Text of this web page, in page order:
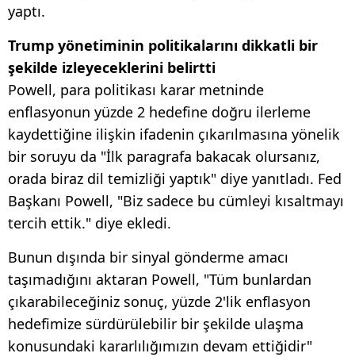
yaptı.
Trump yönetiminin politikalarını dikkatli bir
şekilde izleyeceklerini belirtti
Powell, para politikası karar metninde
enflasyonun yüzde 2 hedefine doğru ilerleme
kaydettiğine ilişkin ifadenin çıkarılmasına yönelik
bir soruyu da "İlk paragrafa bakacak olursanız,
orada biraz dil temizliği yaptık" diye yanıtladı. Fed
Başkanı Powell, "Biz sadece bu cümleyi kısaltmayı
tercih ettik." diye ekledi.
Bunun dışında bir sinyal gönderme amacı
taşımadığını aktaran Powell, "Tüm bunlardan
çıkarabileceğiniz sonuç, yüzde 2'lik enflasyon
hedefimize sürdürülebilir bir şekilde ulaşma
konusundaki kararlılığımızın devam ettiğidir"